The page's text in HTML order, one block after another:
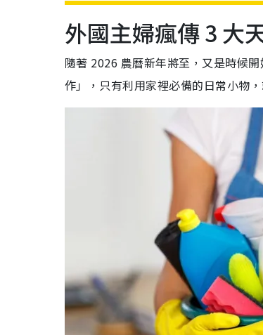
外國主婦瘋傳 3 大
隨著 2026 農曆新年將至，又是時候
作」，只有利用家裡必備的日常小物